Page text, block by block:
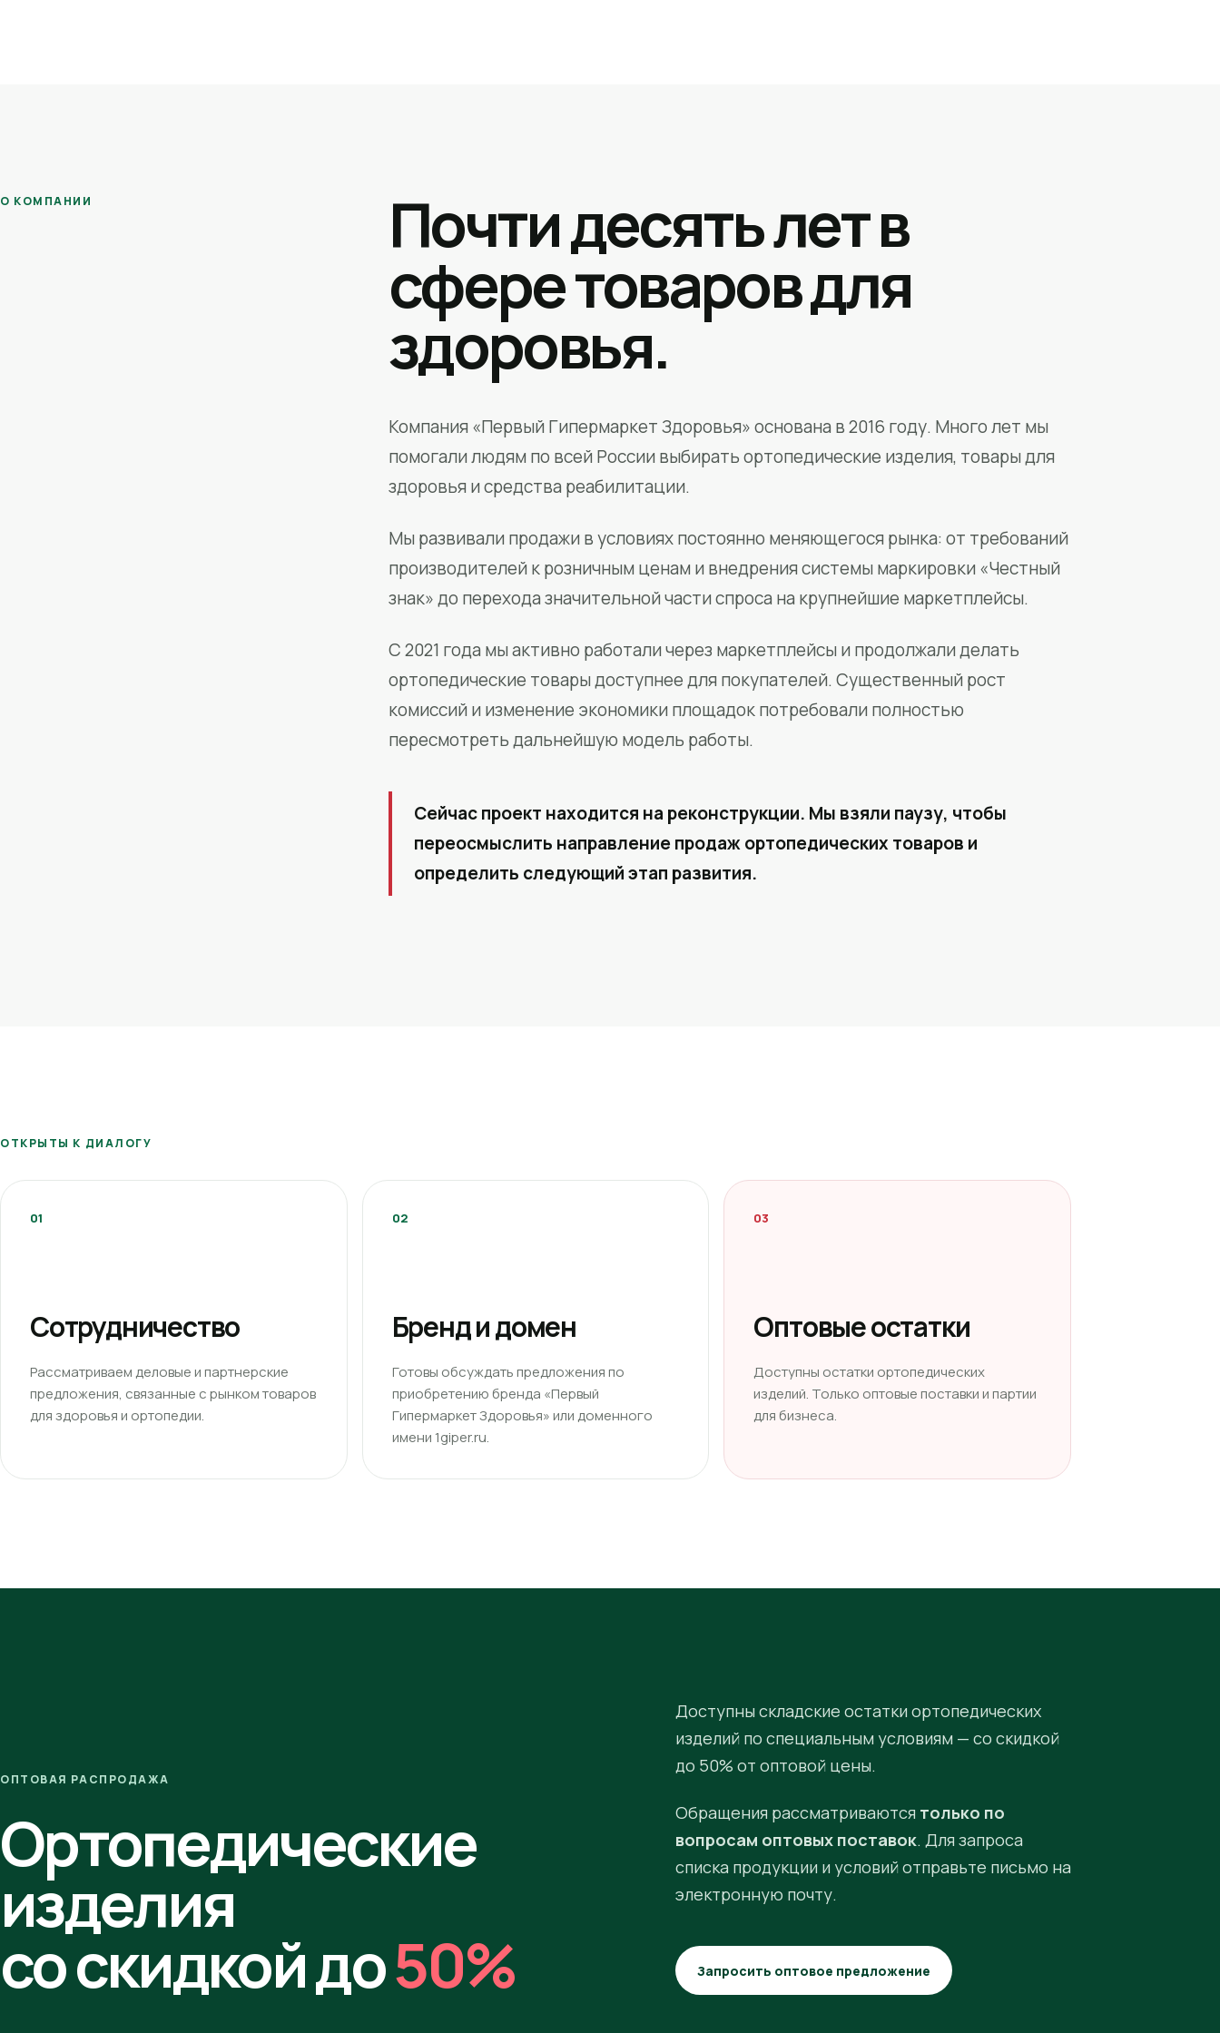
О КОМПАНИИ Почти десять лет в
сфере товаров для
здоровья.
Компания «Первый Гипермаркет Здоровья» основана в 2016 году. Много лет мы
помогали людям по всей России выбирать ортопедические изделия, товары для
здоровья и средства реабилитации.
Мы развивали продажи в условиях постоянно меняющегося рынка: от требований
производителей к розничным ценам и внедрения системы маркировки «Честный
знак» до перехода значительной части спроса на крупнейшие маркетплейсы.
С 2021 года мы активно работали через маркетплейсы и продолжали делать
ортопедические товары доступнее для покупателей. Существенный рост
комиссий и изменение экономики площадок потребовали полностью
пересмотреть дальнейшую модель работы.
Сейчас проект находится на реконструкции. Мы взяли паузу, чтобы
переосмыслить направление продаж ортопедических товаров и
определить следующий этап развития.
ОТКРЫТЫ К ДИАЛОГУ
01
Сотрудничество
Рассматриваем деловые и партнерские
предложения, связанные с рынком товаров
для здоровья и ортопедии.
02
Бренд и домен
Готовы обсуждать предложения по
приобретению бренда «Первый
Гипермаркет Здоровья» или доменного
имени 1giper.ru.
03
Оптовые остатки
Доступны остатки ортопедических
изделий. Только оптовые поставки и партии
для бизнеса.
ОПТОВАЯ РАСПРОДАЖА
Ортопедические
изделия
со скидкой до50%
Доступны складские остатки ортопедических
изделий по специальным условиям — со скидкой
до 50% от оптовой цены.
Обращения рассматриваются только по
вопросам оптовых поставок. Для запроса
списка продукции и условий отправьте письмо на
электронную почту.
Запросить оптовое предложение